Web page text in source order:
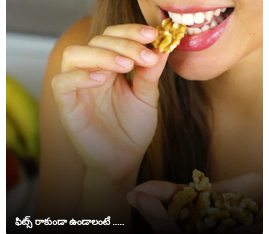
ఫిట్స్ రాకుండా ఉండాలంటే .....